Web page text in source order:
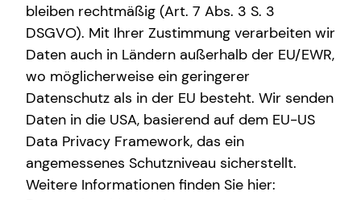
Registrierungsnummer: D-CIR7-RBUTH-87
Berufsbezeichnung: Versicherungsvertreter mit Erlaubnis
nach § 34 d Abs. 1 GewO Bundesrepublik Deutschland
Berufsrechtliche Regelungen: § 34 d Gewerbeordnung
Versicherungsvertrag (VVG), Verordnung über die
Versicherungsvermittlung und -beratung (VersVermV),
abrufbar unterwww.gesetze-im-internet.de
bleiben rechtmäßig (Art. 7 Abs. 3 S. 3
DSGVO). Mit Ihrer Zustimmung verarbeiten wir
Daten auch in Ländern außerhalb der EU/EWR,
wo möglicherweise ein geringerer
Datenschutz als in der EU besteht. Wir senden
Daten in die USA, basierend auf dem EU-US
Data Privacy Framework, das ein
angemessenes Schutzniveau sicherstellt.
Weitere Informationen finden Sie hier: